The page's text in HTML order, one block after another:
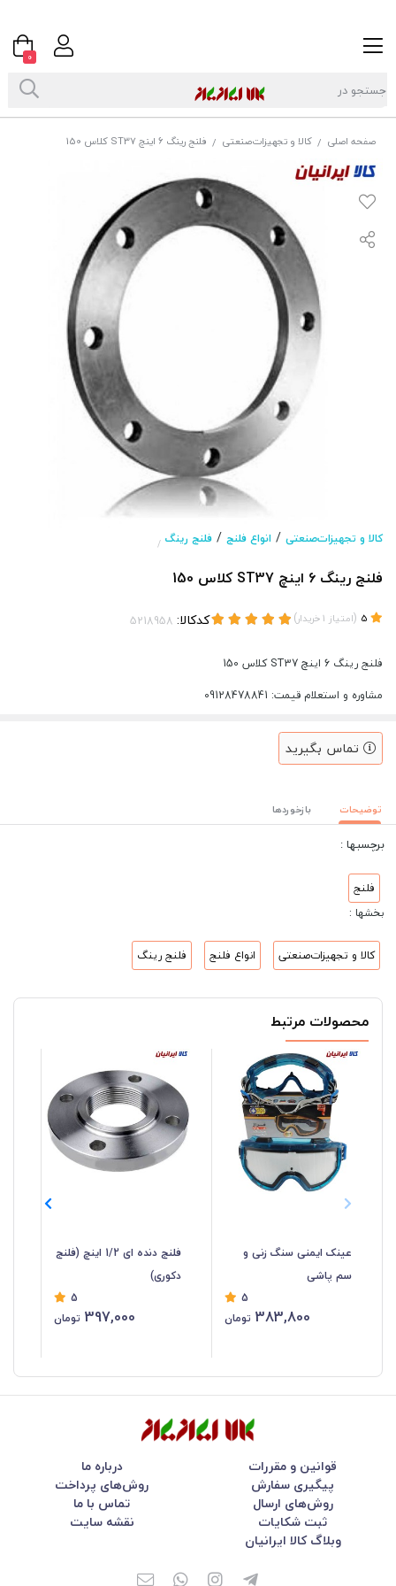
صفحه اصلی / کالا و تجهیزات‌صنعتی / فلنج رینگ 6 اینچ ST37 کلاس 150
کالا و تجهیزات‌صنعتی / انواع فلنج / فلنج رینگ /
فلنج رینگ 6 اینچ ST37 کلاس 150
(امتیاز 1خریدار) کدکالا:
فلنج رینگ 6 اینچ ST37 کلاس 150
مشاوره و استعلام قیمت: 09128478841
تماس بگیرید
توضیحات بازخوردها
برچسبها :
فلنج
بخشها :
کالا و تجهیزات‌صنعتی انواع فلنج فلنج رینگ
محصولات مرتبط
عینک ایمنی سنگ زنی و
سم پاشی
5
383,800 تومان
فلنج دنده ای 1/2 اینچ (فلنج
دکوری)
5
397,000 تومان
قوانین و مقررات
درباره ما
پیگیری سفارش
روش‌های پرداخت
روش‌های ارسال
تماس با ما
ثبت شکایات
نقشه سایت
وبلاگ کالا ایرانیان
0